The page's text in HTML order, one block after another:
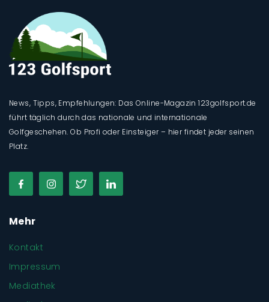
News, Tipps, Empfehlungen: Das Online-Magazin 123golfsport.de
führt täglich durch das nationale und internationale
Golfgeschehen. Ob Profi oder Einsteiger – hier findet jeder seinen
Platz.
Mehr
Kontakt
Impressum
Mediathek